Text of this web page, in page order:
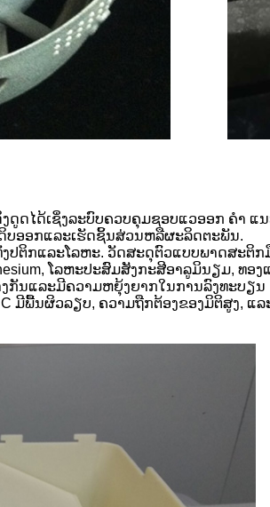
ດໄດ້ເຊິ່ງລະບົບຄວບຄຸມຊອບແວອອກ ຄຳ ແ
ບອອກແລະເຮັດຊິ້ນສ່ວນຫລືຜະລິດຕະພັນ.
ກແລະໂລຫະ. ວັດສະດຸຕົວແບບພາດສະຕິກມື
ໂລຫະປະສົມສັງກະສີອາລູມິນຽມ, ທອງ
ກັນແລະມີຄວາມຫຍຸ້ງຍາກໃນການລົງທະບຽນ
ມີພື້ນຜິວລຽບ, ຄວາມຖືກຕ້ອງຂອງມິຕິສູງ,